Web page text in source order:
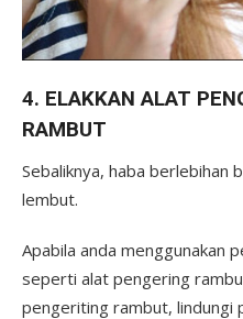
4. ELAKKAN ALAT
RAMBUT
Sebaliknya, haba berlebihan
lembut.
Apabila anda menggunakan
seperti alat pengering
pengeriting rambut, lindungi